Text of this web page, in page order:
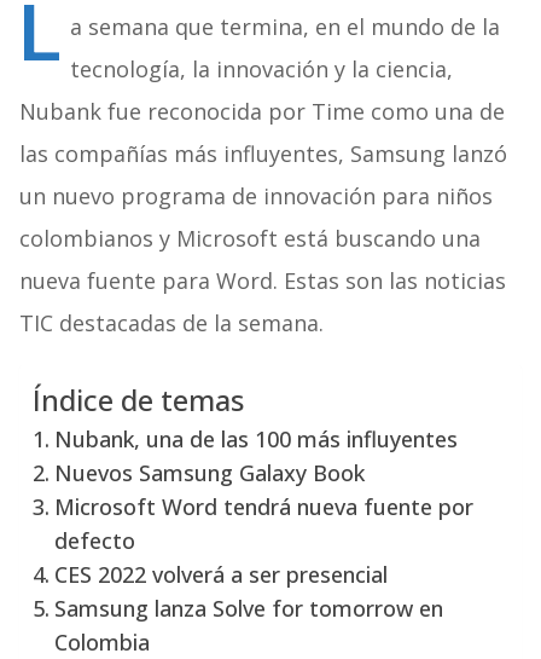
L a semana que termina, en el mundo de la
tecnología, la innovación y la ciencia,
Nubank fue reconocida por Time como una de
las compañías más influyentes, Samsung lanzó
un nuevo programa de innovación para niños
colombianos y Microsoft está buscando una
nueva fuente para Word. Estas son las noticias
TIC destacadas de la semana.
Índice de temas
Nubank, una de las 100 más influyentes
Nuevos Samsung Galaxy Book
Microsoft Word tendrá nueva fuente por
defecto
CES 2022 volverá a ser presencial
Samsung lanza Solve for tomorrow en
Colombia